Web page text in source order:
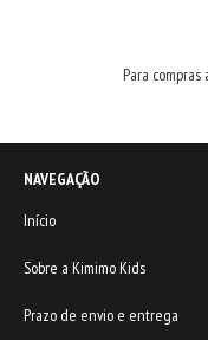
Para
NAVEGAÇÃO
Início
Sobre a Kimimo Kids
Prazo de envio e entrega